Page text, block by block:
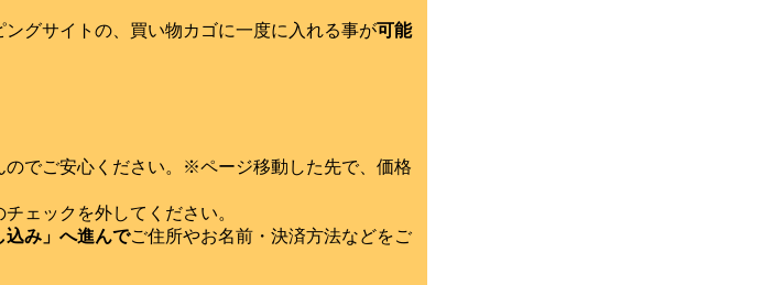
ングサイトの、買い物カゴに一度に入れる事が可能
でご安心ください。※ページ移動した先で、価格
ェックを外してください。
込み」へ進んでご住所やお名前・決済方法などをご